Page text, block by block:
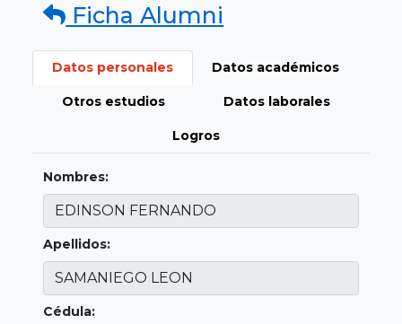
Ficha Alumni
Datos personales Datos académicos
Otros estudios Datos laborales
Logros
Nombres:
Apellidos:
Cédula: